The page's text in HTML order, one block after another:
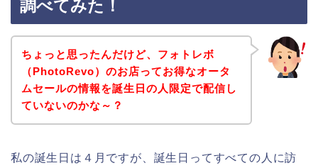
調べてみた！
ちょっと思ったんだけど、フォトレボ
（PhotoRevo）のお店ってお得なオータ
ムセールの情報を誕生日の人限定で配信し
ていないのかな～？
私の誕生日は４月ですが、誕生日ってすべての人に訪